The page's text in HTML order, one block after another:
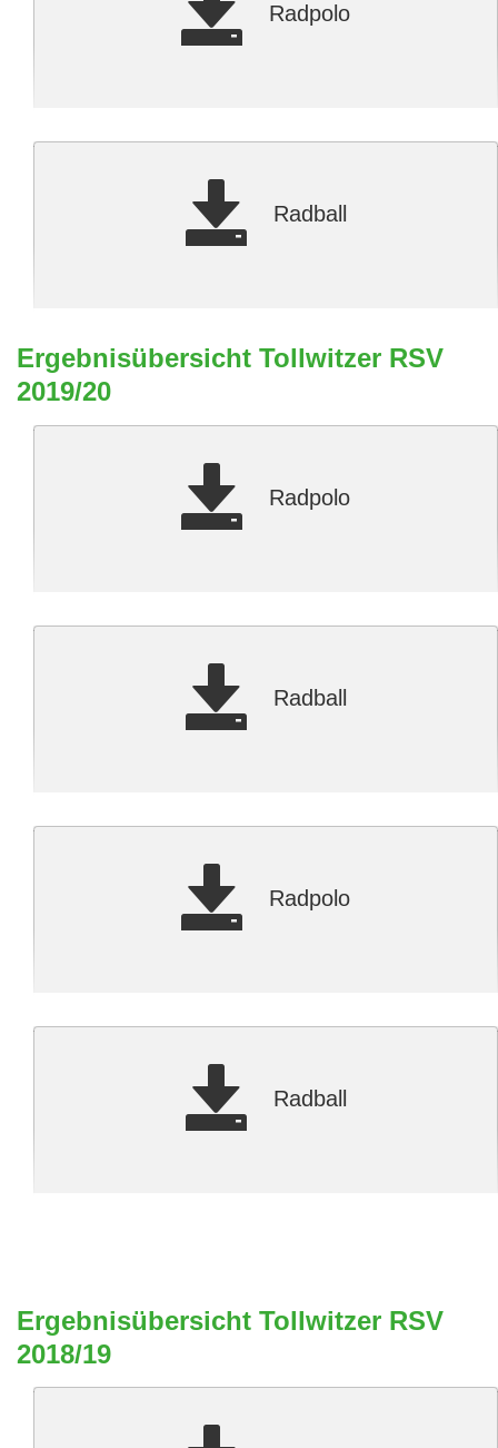
Radpolo
Radball
Ergebnisübersicht Tollwitzer RSV
2019/20
Radpolo
Radball
Radpolo
Radball
Ergebnisübersicht Tollwitzer RSV
2018/19